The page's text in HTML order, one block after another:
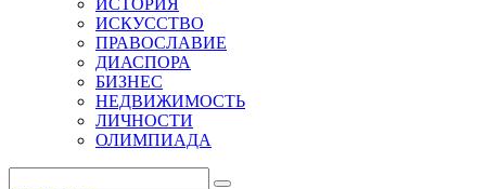
ИСТОРИЯ
ИСКУССТВО
ПРАВОСЛАВИЕ
ДИАСПОРА
БИЗНЕС
НЕДВИЖИМОСТЬ
ЛИЧНОСТИ
ОЛИМПИАДА